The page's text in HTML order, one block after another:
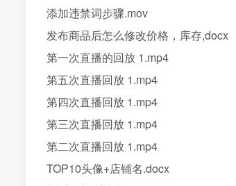
添加违禁词步骤.mov
发布商品后怎么修改价格，库存,docx
第一次直播的回放 1.mp4
第五次直播回放 1.mp4
第四次直播回放 1.mp4
第三次直播回放 1.mp4
第二次直播回放 1.mp4
TOP10头像+店铺名.docx